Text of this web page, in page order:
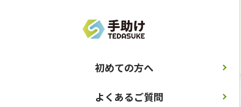
初めての方へ
よくあるご質問